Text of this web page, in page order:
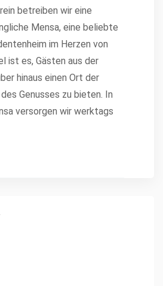
betreiben wir eine
Mensa, eine beliebte
im Herzen von
ist es, Gästen aus der
hinaus einen Ort der
Genusses zu bieten. In
versorgen wir werktags